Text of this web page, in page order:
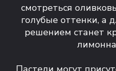
смотреться
голубые оттенки,
решением станет